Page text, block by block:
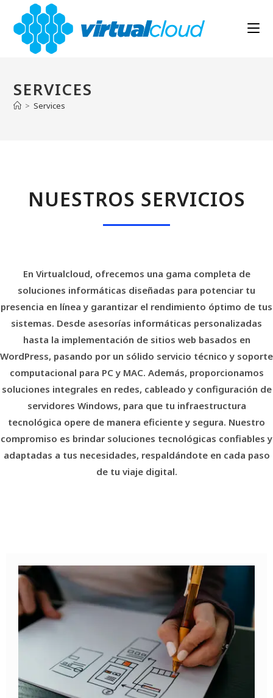
SERVICES
> Services
NUESTROS SERVICIOS
En Virtualcloud, ofrecemos una gama completa de
soluciones informáticas diseñadas para potenciar tu
presencia en línea y garantizar el rendimiento óptimo de tus
sistemas. Desde asesorías informáticas personalizadas
hasta la implementación de sitios web basados en
WordPress, pasando por un sólido servicio técnico y soporte
computacional para PC y MAC. Además, proporcionamos
soluciones integrales en redes, cableado y configuración de
servidores Windows, para que tu infraestructura
tecnológica opere de manera eficiente y segura. Nuestro
compromiso es brindar soluciones tecnológicas confiables y
adaptadas a tus necesidades, respaldándote en cada paso
de tu viaje digital.